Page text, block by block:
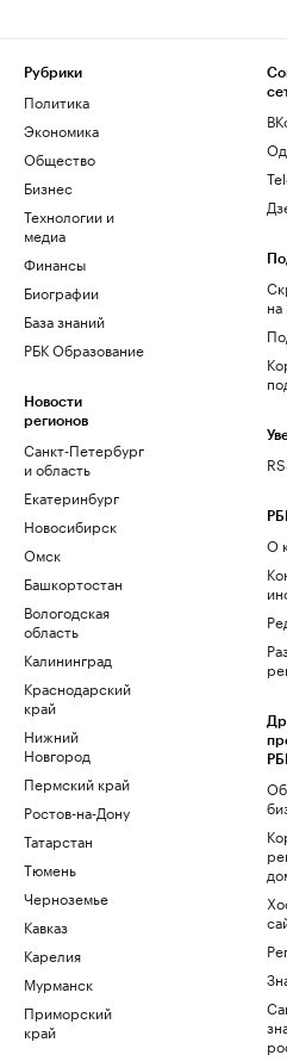
Рубрики
Политика
Экономика
Общество
Бизнес
Технологии и
медиа
Финансы
Биографии
База знаний
РБК Образование
Новости
регионов
Санкт-Петербург
и область
Екатеринбург
Новосибирск
Омск
Башкортостан
Вологодская
область
Калининград
Краснодарский
край
Нижний
Новгород
Пермский край
Ростов-на-Дону
Татарстан
Тюмень
Черноземье
Кавказ
Карелия
Мурманск
Приморский
край
О